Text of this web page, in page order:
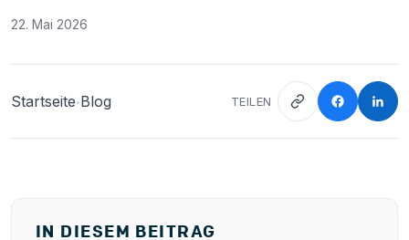
22. Mai 2026
Startseite•Blog TEILEN
IN DIESEM BEITRAG